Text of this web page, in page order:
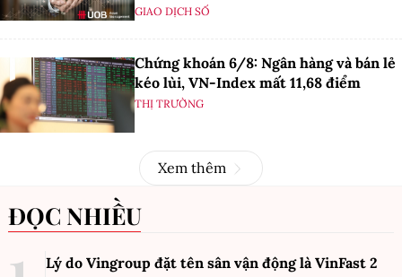
GIAO DỊCH SỐ
Chứng khoán 6/8: Ngân hàng và bán lẻ
kéo lùi, VN-Index mất 11,68 điểm
THỊ TRƯỜNG
Xem thêm
ĐỌC NHIỀU
Lý do Vingroup đặt tên sân vận động là VinFast 2